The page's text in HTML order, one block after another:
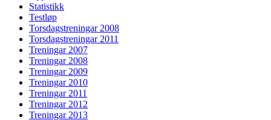
Statistikk
Testløp
Torsdagstreningar 2008
Torsdagstreningar 2011
Treningar 2007
Treningar 2008
Treningar 2009
Treningar 2010
Treningar 2011
Treningar 2012
Treningar 2013